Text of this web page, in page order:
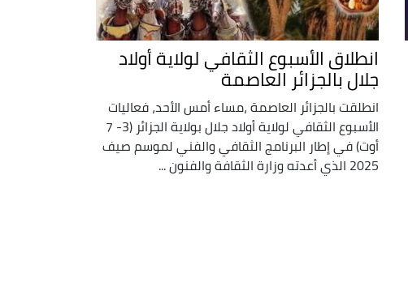
انطلاق الأسبوع الثقافي لولاية أولاد
جلال بالجزائر العاصمة
انطلقت بالجزائر العاصمة ،مساء أمس الأحد، فعاليات
الأسبوع الثقافي لولاية أولاد جلال بولاية الجزائر (3- 7
أوت) في إطار البرنامج الثقافي والفني لموسم صيف
2025 الذي أعدته وزارة الثقافة والفنون ...